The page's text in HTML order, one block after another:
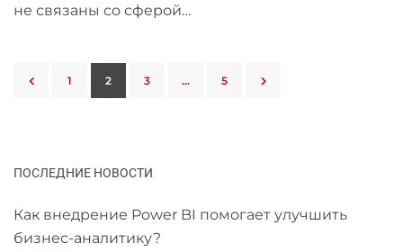
не связаны со сферой…
1 2 3 … 5
ПОСЛЕДНИЕ НОВОСТИ
Как внедрение Power BI помогает улучшить
бизнес-аналитику?